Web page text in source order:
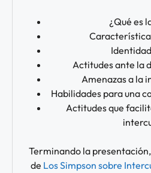
¿Qué es
Actitudes ante la
Amenazas a la
Habilidades para una
Actitudes que
Terminando la
de Los Simpson sobre